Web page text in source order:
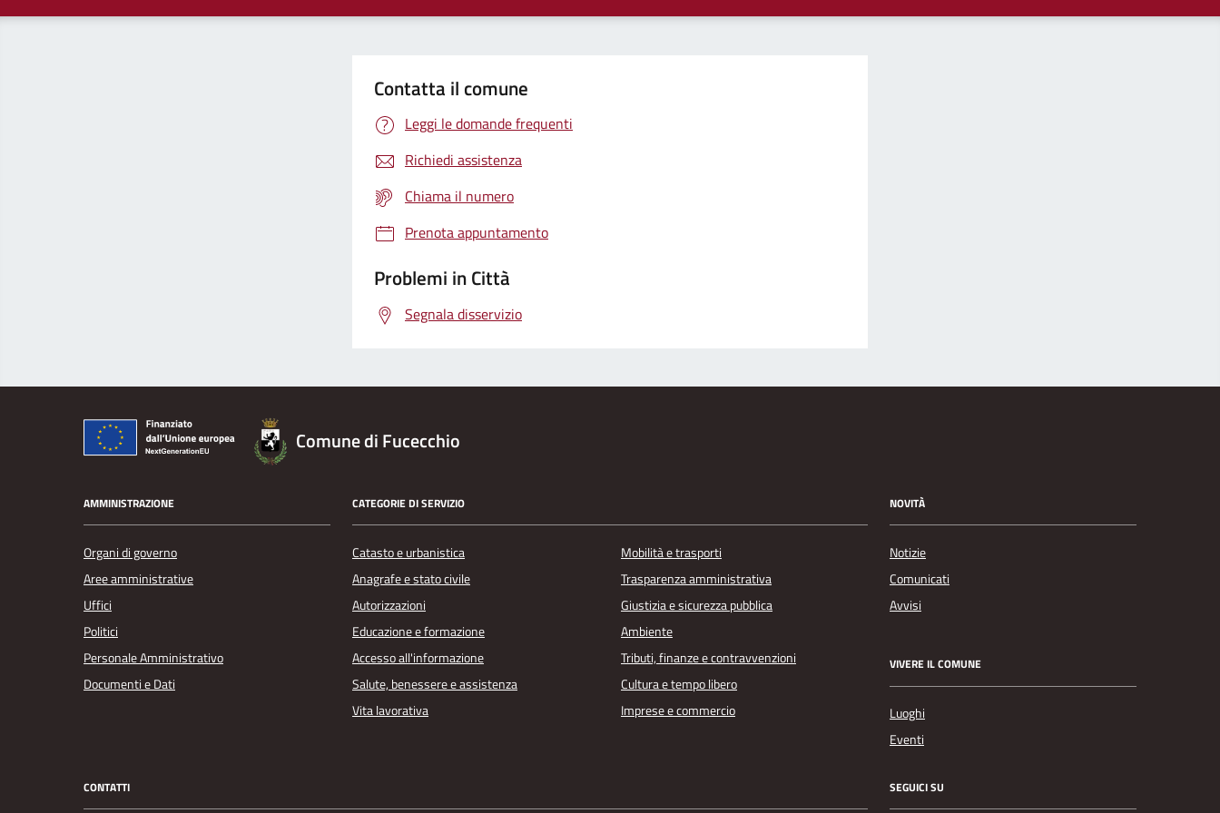
Contatta il comune
Leggi le domande frequenti
Richiedi assistenza
Chiama il numero
Prenota appuntamento
Problemi in Città
Segnala disservizio
Comune di Fucecchio
AMMINISTRAZIONE
Organi di governo
Aree amministrative
Uffici
Politici
Personale Amministrativo
Documenti e Dati
CATEGORIE DI SERVIZIO
Catasto e urbanistica
Anagrafe e stato civile
Autorizzazioni
Educazione e formazione
Accesso all'informazione
Salute, benessere e assistenza
Vita lavorativa
Mobilità e trasporti
Trasparenza amministrativa
Giustizia e sicurezza pubblica
Ambiente
Tributi, finanze e contravvenzioni
Cultura e tempo libero
Imprese e commercio
NOVITÀ
Notizie
Comunicati
Avvisi
VIVERE IL COMUNE
Luoghi
Eventi
CONTATTI SEGUICI SU